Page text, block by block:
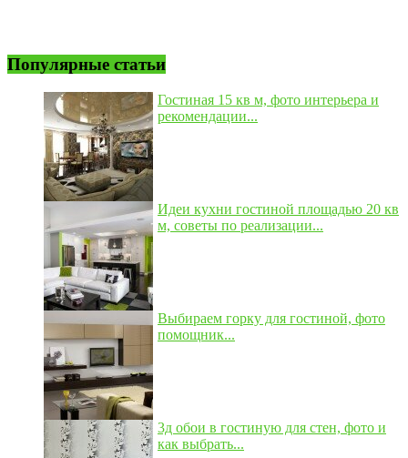
Популярные статьи
Гостиная 15 кв м, фото интерьера и
рекомендации...
Идеи кухни гостиной площадью 20 кв
м, советы по реализации...
Выбираем горку для гостиной, фото
помощник...
3д обои в гостиную для стен, фото и
как выбрать...